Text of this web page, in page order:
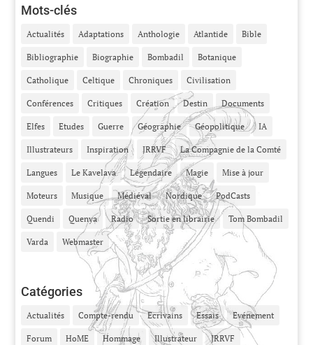
Mots-clés
Actualités Adaptations Anthologie Atlantide Bible
Bibliographie Biographie Bombadil Botanique
Catholique Celtique Chroniques Civilisation
Conférences Critiques Création Destin Documents
Elfes Etudes Guerre Géographie Géopolitique IA
Illustrateurs Inspiration JRRVF La Compagnie de la Comté
Langues Le Kavelava Légendaire Magie Mise à jour
Moteurs Musique Médiéval Nordique PodCasts
Quendi Quenya Radio Sortie en librairie Tom Bombadil
Varda Webmaster
Catégories
Actualités Compte-rendu Ecrivains Essais Evénement
Forum HoME Hommage Illustrateur JRRVF